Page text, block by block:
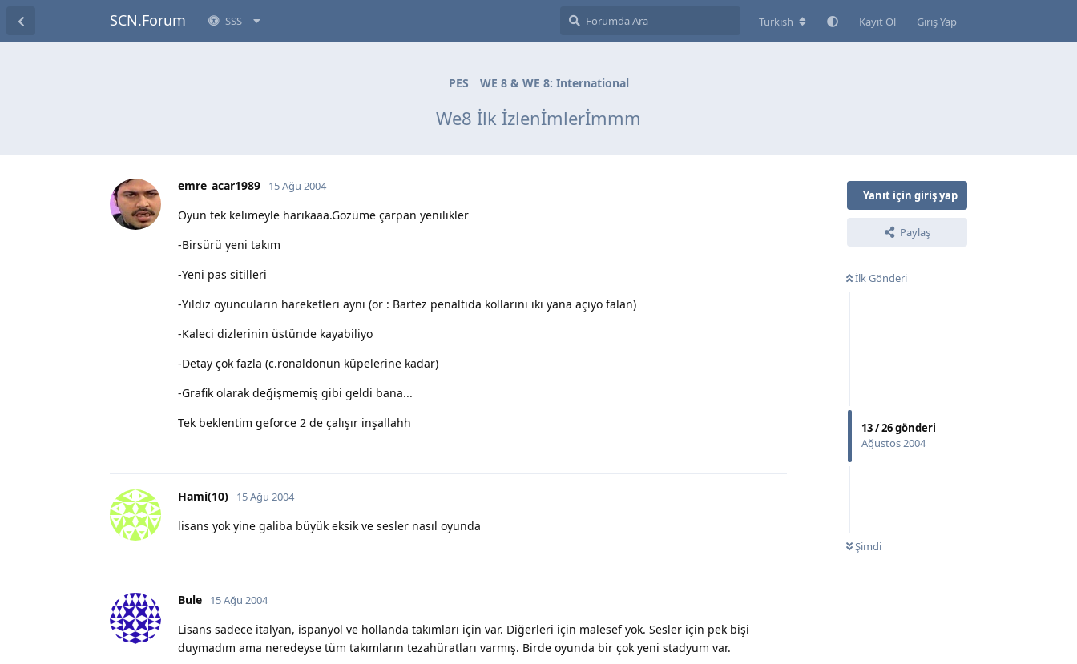
SCN.Forum SSS Turkish Kayıt Ol Giriş Yap
PES WE 8 & WE 8: International
We8 İlk İzlenİmlerİmmm
Yanıt için giriş yap
Paylaş
İlk Gönderi
13/26gönderi
Ağustos 2004
Şimdi
emre_acar1989 15 Ağu 2004
Oyun tek kelimeyle harikaaa.Gözüme çarpan yenilikler
-Birsürü yeni takım
-Yeni pas sitilleri
-Yıldız oyuncuların hareketleri aynı (ör : Bartez penaltıda kollarını iki yana açıyo falan)
-Kaleci dizlerinin üstünde kayabiliyo
-Detay çok fazla (c.ronaldonun küpelerine kadar)
-Grafik olarak değişmemiş gibi geldi bana...
Tek beklentim geforce 2 de çalışır inşallahh
Hami(10) 15 Ağu 2004
lisans yok yine galiba büyük eksik ve sesler nasıl oyunda
Bule 15 Ağu 2004
Lisans sadece italyan, ispanyol ve hollanda takımları için var. Diğerleri için malesef yok. Sesler için pek bişi
duymadım ama neredeyse tüm takımların tezahüratları varmış. Birde oyunda bir çok yeni stadyum var.